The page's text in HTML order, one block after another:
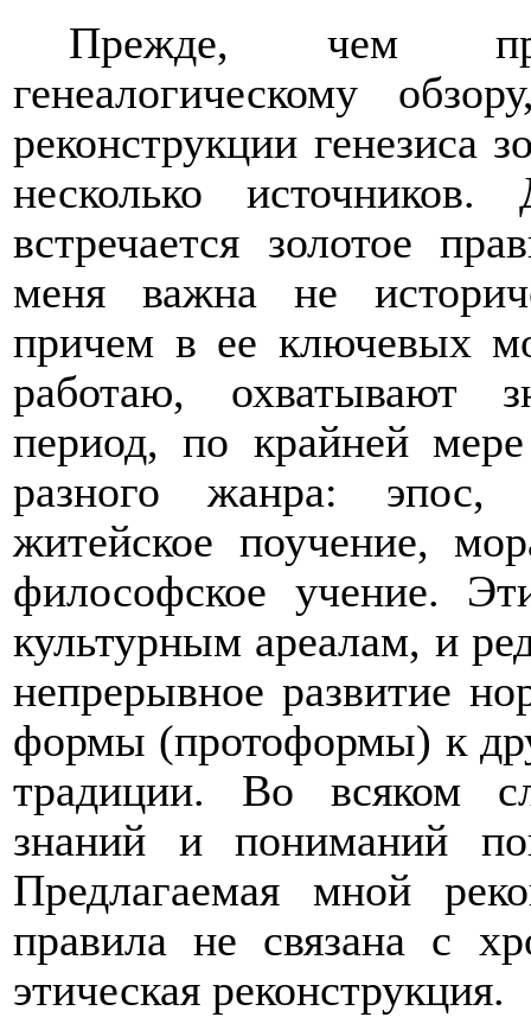
Прежде, чем
генеалогическому
реконструкции генезиса
несколько
встречается золотое
меня важна не
причем в ее ключевых
работаю, охватывают
период, по крайней
разного жанра: эпос,
житейское поучение,
философское учение.
культурным ареалам, и
непрерывное развитие
формы (протоформы) к
традиции. Во всяком
знаний и пониманий
Предлагаемая мной
правила не связана с
этическая реконструкция.